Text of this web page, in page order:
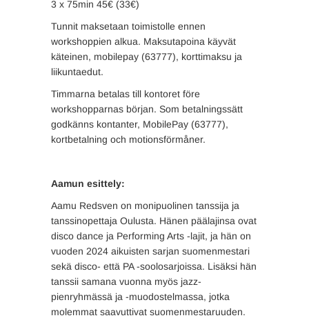
3 x 75min 45€ (33€)
Tunnit maksetaan toimistolle ennen
workshoppien alkua. Maksutapoina käyvät
käteinen, mobilepay (63777), korttimaksu ja
liikuntaedut.
Timmarna betalas till kontoret före
workshopparnas början. Som betalningssätt
godkänns kontanter, MobilePay (63777),
kortbetalning och motionsförmåner.
Aamun esittely:
Aamu Redsven on monipuolinen tanssija ja
tanssinopettaja Oulusta. Hänen päälajinsa ovat
disco dance ja Performing Arts -lajit, ja hän on
vuoden 2024 aikuisten sarjan suomenmestari
sekä disco- että PA -soolosarjoissa. Lisäksi hän
tanssii samana vuonna myös jazz-
pienryhmässä ja -muodostelmassa, jotka
molemmat saavuttivat suomenmestaruuden.